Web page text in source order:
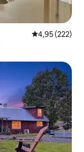
Gemiddelde
4,95 (222)